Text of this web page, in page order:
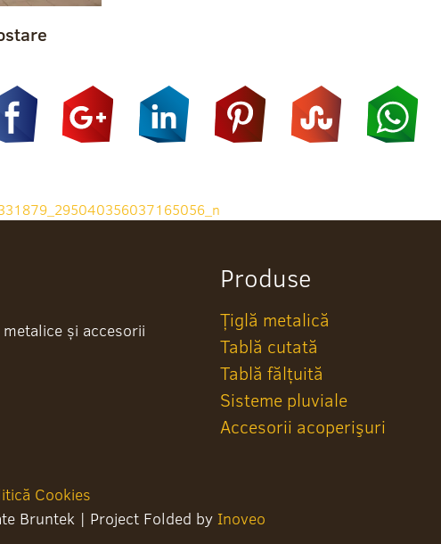
și accesorii
Produse
Țiglă metalică
Tablă cutată
Tablă fălțuită
Sisteme pluviale
Accesorii acoperişuri
Cookies
Bruntek | Project Folded by Inoveo